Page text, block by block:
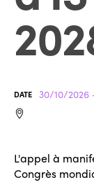
DATE 30/10/2026
L'appel à
Congrès